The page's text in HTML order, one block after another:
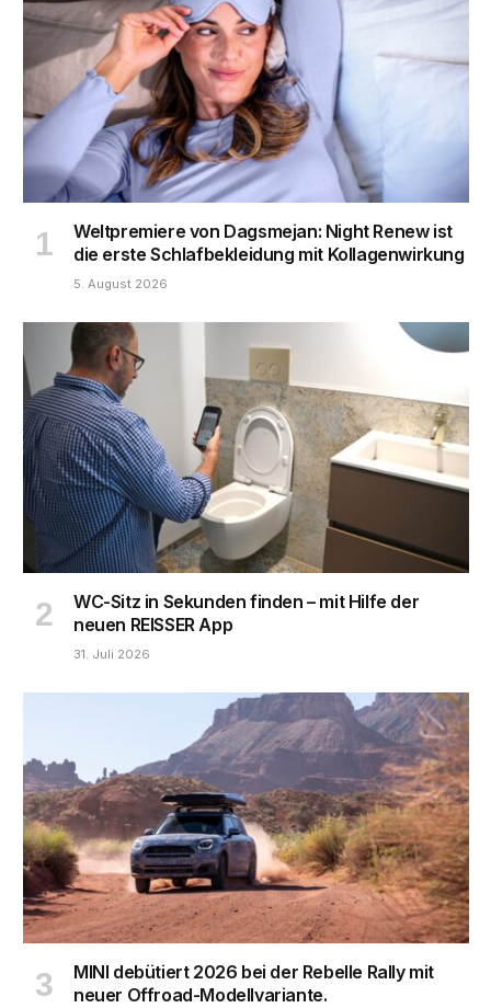
Weltpremiere von Dagsmejan: Night Renew ist
die erste Schlafbekleidung mit Kollagenwirkung
5. August 2026
WC-Sitz in Sekunden finden – mit Hilfe der
neuen REISSER App
31. Juli 2026
MINI debütiert 2026 bei der Rebelle Rally mit
neuer Offroad-Modellvariante.